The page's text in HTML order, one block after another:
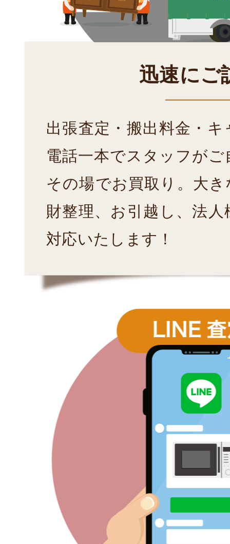
迅速にご
出張査定・搬出料金・
電話一本でスタッフが
その場でお買取り。大
財整理、お引越し、法
対応いたします！